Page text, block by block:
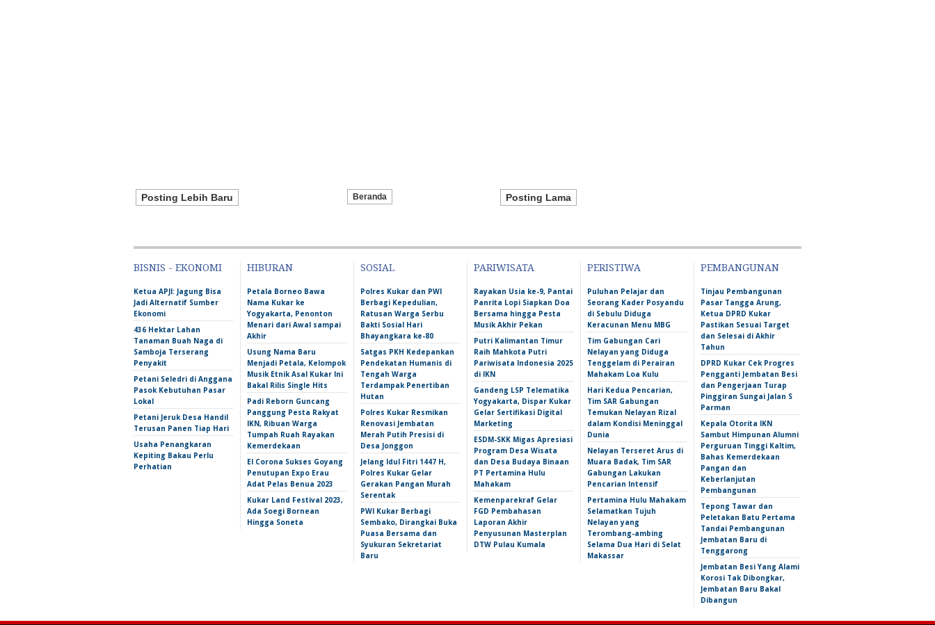
Posting Lebih Baru Posting Lama
Beranda
BISNIS - EKONOMI
Ketua APJI: Jagung Bisa
Jadi Alternatif Sumber
Ekonomi
436 Hektar Lahan
Tanaman Buah Naga di
Samboja Terserang
Penyakit
Petani Seledri di Anggana
Pasok Kebutuhan Pasar
Lokal
Petani Jeruk Desa Handil
Terusan Panen Tiap Hari
Usaha Penangkaran
Kepiting Bakau Perlu
Perhatian
HIBURAN
Petala Borneo Bawa
Nama Kukar ke
Yogyakarta, Penonton
Menari dari Awal sampai
Akhir
Usung Nama Baru
Menjadi Petala, Kelompok
Musik Etnik Asal Kukar Ini
Bakal Rilis Single Hits
Padi Reborn Guncang
Panggung Pesta Rakyat
IKN, Ribuan Warga
Tumpah Ruah Rayakan
Kemerdekaan
El Corona Sukses Goyang
Penutupan Expo Erau
Adat Pelas Benua 2023
Kukar Land Festival 2023,
Ada Soegi Bornean
Hingga Soneta
SOSIAL
Polres Kukar dan PWI
Berbagi Kepedulian,
Ratusan Warga Serbu
Bakti Sosial Hari
Bhayangkara ke-80
Satgas PKH Kedepankan
Pendekatan Humanis di
Tengah Warga
Terdampak Penertiban
Hutan
Polres Kukar Resmikan
Renovasi Jembatan
Merah Putih Presisi di
Desa Jonggon
Jelang Idul Fitri 1447 H,
Polres Kukar Gelar
Gerakan Pangan Murah
Serentak
PWI Kukar Berbagi
Sembako, Dirangkai Buka
Puasa Bersama dan
Syukuran Sekretariat
Baru
PARIWISATA
Rayakan Usia ke-9, Pantai
Panrita Lopi Siapkan Doa
Bersama hingga Pesta
Musik Akhir Pekan
Putri Kalimantan Timur
Raih Mahkota Putri
Pariwisata Indonesia 2025
di IKN
Gandeng LSP Telematika
Yogyakarta, Dispar Kukar
Gelar Sertifikasi Digital
Marketing
ESDM-SKK Migas Apresiasi
Program Desa Wisata
dan Desa Budaya Binaan
PT Pertamina Hulu
Mahakam
Kemenparekraf Gelar
FGD Pembahasan
Laporan Akhir
Penyusunan Masterplan
DTW Pulau Kumala
PERISTIWA
Puluhan Pelajar dan
Seorang Kader Posyandu
di Sebulu Diduga
Keracunan Menu MBG
Tim Gabungan Cari
Nelayan yang Diduga
Tenggelam di Perairan
Mahakam Loa Kulu
Hari Kedua Pencarian,
Tim SAR Gabungan
Temukan Nelayan Rizal
dalam Kondisi Meninggal
Dunia
Nelayan Terseret Arus di
Muara Badak, Tim SAR
Gabungan Lakukan
Pencarian Intensif
Pertamina Hulu Mahakam
Selamatkan Tujuh
Nelayan yang
Terombang-ambing
Selama Dua Hari di Selat
Makassar
PEMBANGUNAN
Tinjau Pembangunan
Pasar Tangga Arung,
Ketua DPRD Kukar
Pastikan Sesuai Target
dan Selesai di Akhir
Tahun
DPRD Kukar Cek Progres
Pengganti Jembatan Besi
dan Pengerjaan Turap
Pinggiran Sungai Jalan S
Parman
Kepala Otorita IKN
Sambut Himpunan Alumni
Perguruan Tinggi Kaltim,
Bahas Kemerdekaan
Pangan dan
Keberlanjutan
Pembangunan
Tepong Tawar dan
Peletakan Batu Pertama
Tandai Pembangunan
Jembatan Baru di
Tenggarong
Jembatan Besi Yang Alami
Korosi Tak Dibongkar,
Jembatan Baru Bakal
Dibangun